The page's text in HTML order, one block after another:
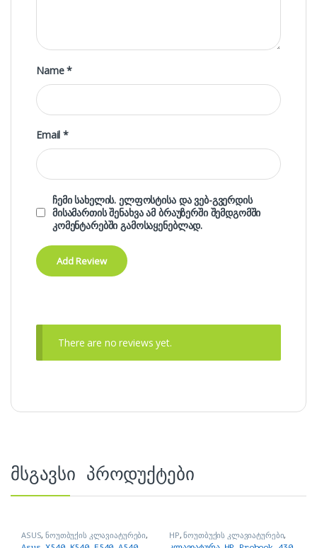
Name*
Email*
ჩემი სახელის. ელფოსტისა და ვებ-გვერდის
მისამართის შენახვა ამ ბრაუზერში შემდგომში
კომენტარებში გამოსაყენებლად.
There are no reviews yet.
მსგავსი პროდუქტები
ASUS,ნოუთბუქის კლავიატურები,
ნოუთბუქის ნაწილები და
HP,ნოუთბუქის კლავიატურები,
ნოუთბუქის ნაწილები და